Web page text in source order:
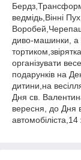
ведмідь,Вінні
диво-машинки, а
організувати
подарунків на
дитини,на
Дня св.
вересня, до Дня